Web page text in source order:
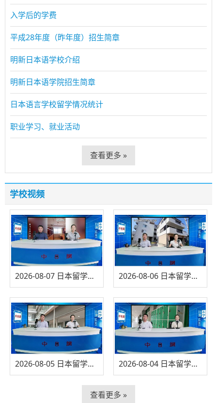
入学后的学费
平成28年度（昨年度）招生简章
明新日本语学校介绍
明新日本语学院招生简章
日本语言学校留学情况统计
职业学习、就业活动
查看更多 »
学校视频
2026-08-07 日本留学直播 2026-08-06 日本留学直播
2026-08-05 日本留学直播 2026-08-04 日本留学直播
查看更多 »